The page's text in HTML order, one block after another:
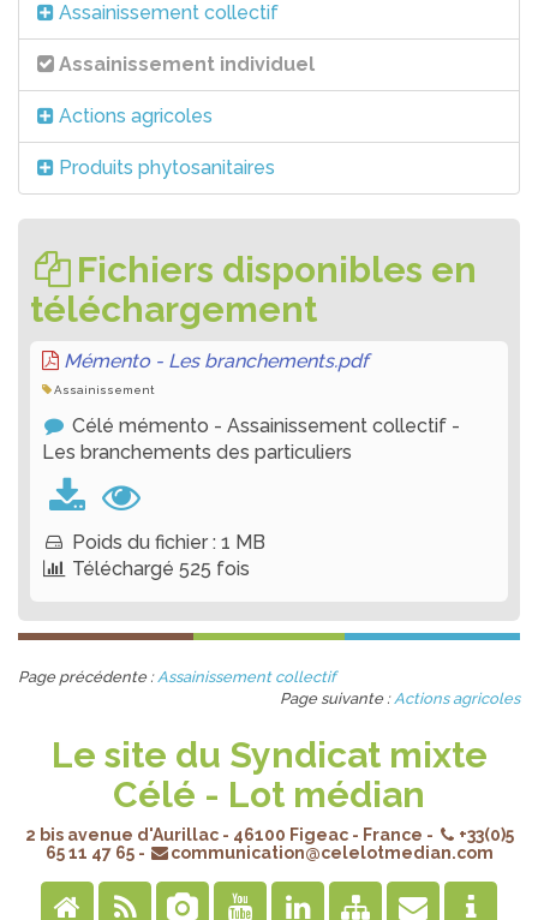
Assainissement collectif
Assainissement individuel
Actions agricoles
Produits phytosanitaires
Fichiers disponibles en
téléchargement
Mémento - Les branchements.pdf
Assainissement
Célé mémento - Assainissement collectif -
Les branchements des particuliers
Poids du fichier : 1 MB
Téléchargé 525 fois
Page précédente :Assainissement collectif
Page suivante :Actions agricoles
Le site du Syndicat mixte
Célé - Lot médian
2 bis avenue d'Aurillac - 46100 Figeac- France -
+33(0)5
65 11 47 65- communication@celelotmedian.com